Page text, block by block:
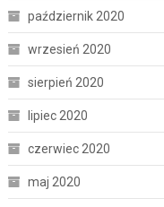
październik 2020
wrzesień 2020
sierpień 2020
lipiec 2020
czerwiec 2020
maj 2020